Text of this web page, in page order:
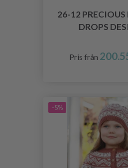
26-12 PRECIOUS
DROPS
Pris från
-5%